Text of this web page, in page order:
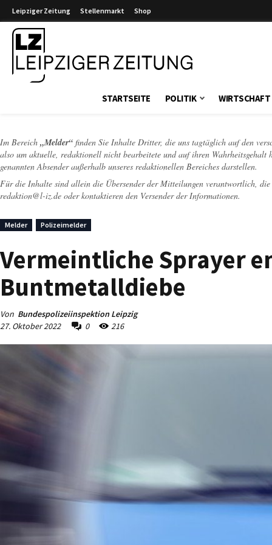
Leipziger Zeitung Stellenmarkt Shop
STARTSEITE POLITIK WIRTSCHAFT
Im Bereich „Melder“ finden Sie Inhalte Dritter, die uns tagtäglich auf den
also um aktuelle, redaktionell nicht bearbeitete und auf ihren
genannten Absender außerhalb unseres redaktionellen Bereiches darstellen.
Für die Inhalte sind allein die Übersender der Mitteilungen verantwortlich, die
redaktion@l-iz.de oder kontaktieren den Versender der Informationen.
Melder Polizeimelder
Vermeintliche Sprayer
Buntmetalldiebe
Von Bundespolizeiinspektion Leipzig
27. Oktober 2022
0 216